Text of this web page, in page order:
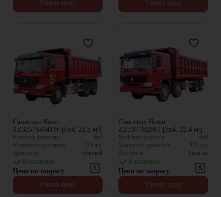
Узнать цену
Узнать цену
Самосвал Howo
ZZ3257S4341W [6x4, 22.8 м³]
Колёсная формула:
6x4
Мощность двигателя:
371 л.с.
Двигатель:
Sinotruk
В наличии
Цена по запросу
Узнать цену
Самосвал Howo
ZZ3317M2861 [8x4, 22.4 м³]
Колёсная формула:
8x4
Мощность двигателя:
371 л.с.
Двигатель:
Sinotruk
В наличии
Цена по запросу
Узнать цену